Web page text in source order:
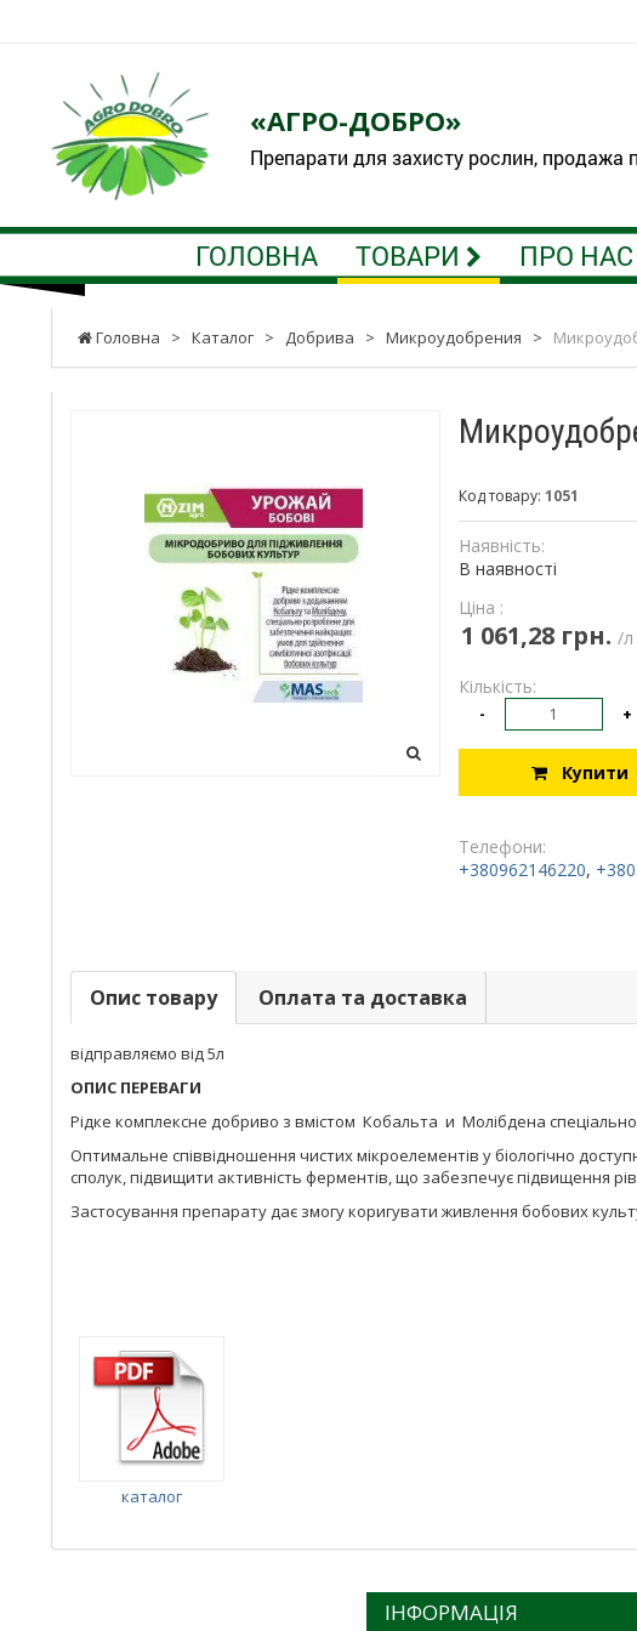
«АГРО-ДОБРО»
Препарати для захисту рослин, продажа
ГОЛОВНА ТОВАРИ ПРО НАС
Головна > Каталог > Добрива > Микроудобрения >
Код товару: 1051
Наявність:
В наявності
Ціна :
1 061,28 грн. /л
Кількість:
- +
Купити
Телефони:
+380962146220,
Опис товару Оплата та доставка
відправляємо від 5л
ОПИС ПЕРЕВАГИ
Рідке комплексне добриво з вмістом Кобальта и Молібдена
Оптимальне співвідношення чистих мікроелементів у біологічно
сполук, підвищити активність ферментів, що забезпечує підвищення
Застосування препарату дає змогу коригувати живлення бобових
каталог
ІНФОРМАЦІЯ